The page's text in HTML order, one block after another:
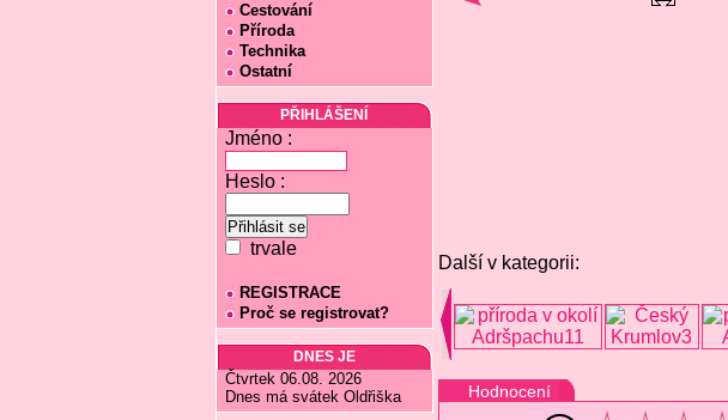
Cestování
Příroda
Technika
Ostatní
PŘIHLÁŠENÍ
Jméno :
Heslo :
trvale
REGISTRACE
Proč se registrovat?
DNES JE
Čtvrtek 06.08. 2026
Dnes má svátek Oldřiška
Další v kategorii:
Hodnocení